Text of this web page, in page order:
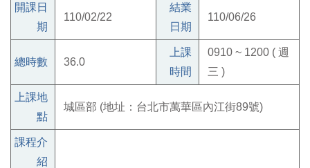
開課日
期
110/02/22
結業
日期
110/06/26
總時數 36.0
上課
時間
0910 ~ 1200 ( 週
三 )
上課地
點
城區部 (地址：台北市萬華區內江街89號)
課程介
紹